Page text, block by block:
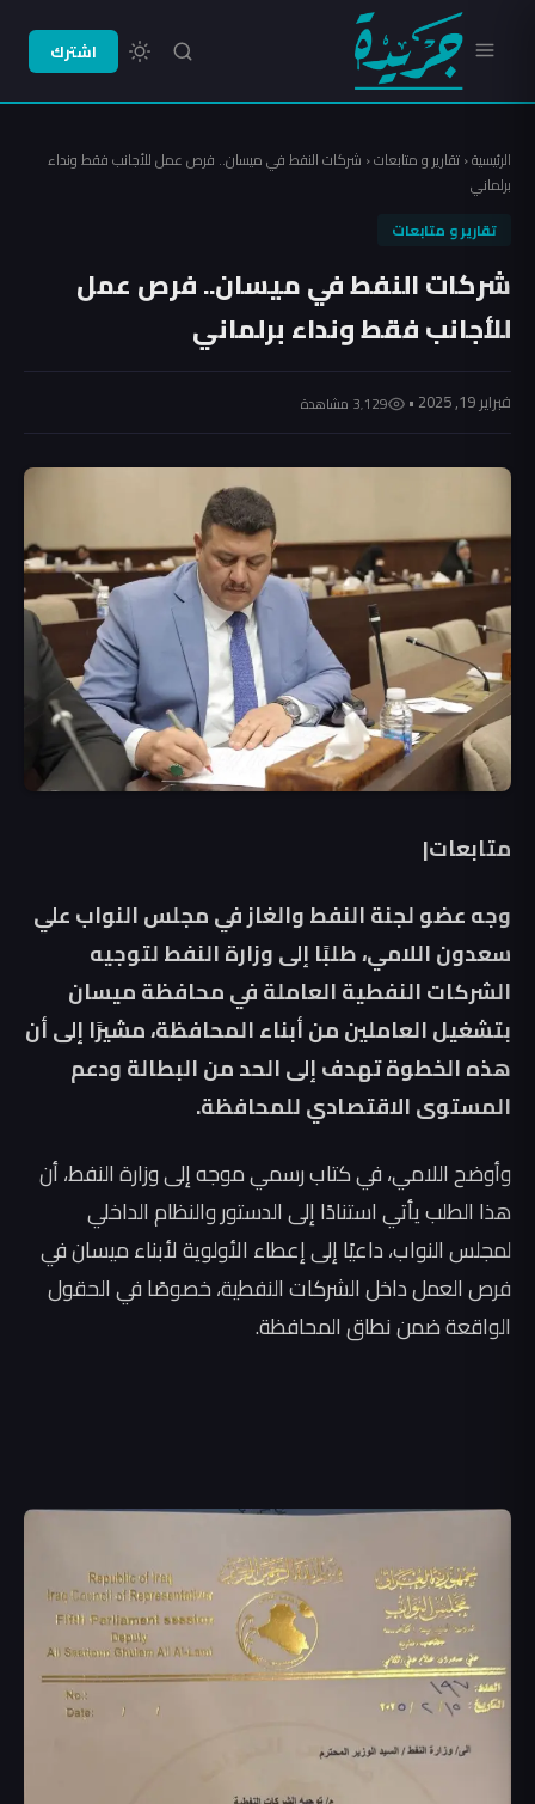
اشترك
الرئيسية‹تقارير و متابعات‹ شركات النفط في ميسان.. فرص عمل للأجانب فقط ونداء
برلماني
تقارير و متابعات
شركات النفط في ميسان.. فرص عمل
للأجانب فقط ونداء برلماني
فبراير 19, 2025 • 3٬129 مشاهدة
متابعات|
وجه عضو لجنة النفط والغاز في مجلس النواب علي
سعدون اللامي، طلبًا إلى وزارة النفط لتوجيه
الشركات النفطية العاملة في محافظة ميسان
بتشغيل العاملين من أبناء المحافظة، مشيرًا إلى أن
هذه الخطوة تهدف إلى الحد من البطالة ودعم
المستوى الاقتصادي للمحافظة.
وأوضح اللامي، في كتاب رسمي موجه إلى وزارة النفط، أن
هذا الطلب يأتي استنادًا إلى الدستور والنظام الداخلي
لمجلس النواب، داعيًا إلى إعطاء الأولوية لأبناء ميسان في
فرص العمل داخل الشركات النفطية، خصوصًا في الحقول
الواقعة ضمن نطاق المحافظة.